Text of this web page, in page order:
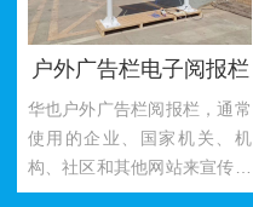
户外广告栏电子阅报栏
华也户外广告栏阅报栏，通常
使用的企业、国家机关、机
构、社区和其他网站来宣传自
己品...